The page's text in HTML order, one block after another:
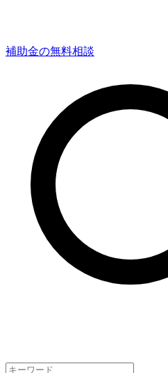
補助金の無料相談